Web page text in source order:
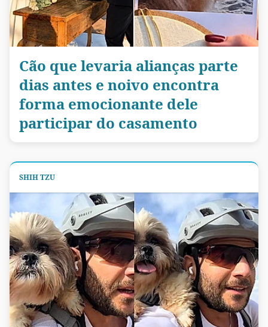
Cão que levaria alianças parte
dias antes e noivo encontra
forma emocionante dele
participar do casamento
SHIH TZU